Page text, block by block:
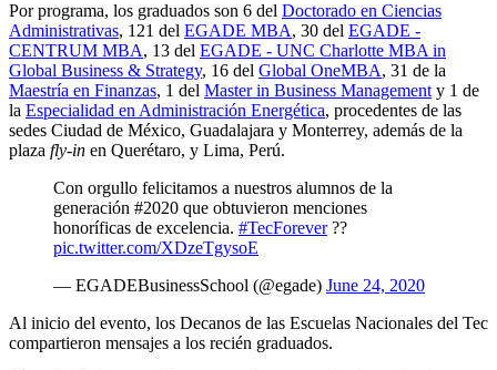
Por programa, los graduados son 6 del Doctorado en Ciencias
Administrativas, 121 del EGADE MBA, 30 del EGADE -
CENTRUM MBA, 13 del EGADE - UNC Charlotte MBA in
Global Business & Strategy, 16 del Global OneMBA, 31 de la
Maestría en Finanzas, 1 del Master in Business Managementy 1 de
la Especialidad en Administración Energética, procedentes de las
sedes Ciudad de México, Guadalajara y Monterrey, además de la
plaza fly-in en Querétaro, y Lima, Perú.
Con orgullo felicitamos a nuestros alumnos de la
generación #2020 que obtuvieron menciones
honoríficas de excelencia. #TecForever??
pic.twitter.com/XDzeTgysoE
— EGADEBusinessSchool (@egade) June 24, 2020
Al inicio del evento, los Decanos de las Escuelas Nacionales del Tec
compartieron mensajes a los recién graduados.